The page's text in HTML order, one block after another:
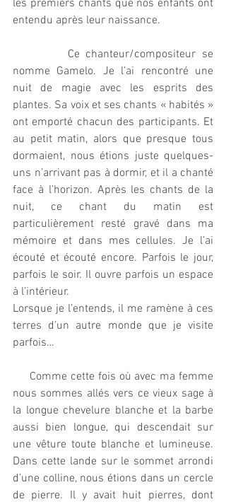
les premiers chants que nos enfants ont
entendu après leur naissance.
Ce chanteur/compositeur se
nomme Gamelo. Je l’ai rencontré une
nuit de magie avec les esprits des
plantes. Sa voix et ses chants « habités »
ont emporté chacun des participants. Et
au petit matin, alors que presque tous
dormaient, nous étions juste quelques-
uns n’arrivant pas à dormir, et il a chanté
face à l’horizon. Après les chants de la
nuit, ce chant du matin est
particulièrement resté gravé dans ma
mémoire et dans mes cellules. Je l’ai
écouté et écouté encore. Parfois le jour,
parfois le soir. Il ouvre parfois un espace
à l’intérieur.
Lorsque je l’entends, il me ramène à ces
terres d’un autre monde que je visite
parfois…
Comme cette fois où avec ma femme
nous sommes allés vers ce vieux sage à
la longue chevelure blanche et la barbe
aussi bien longue, qui descendait sur
une vêture toute blanche et lumineuse.
Dans cette lande sur le sommet arrondi
d’une colline, nous étions dans un cercle
de pierre. Il y avait huit pierres, dont